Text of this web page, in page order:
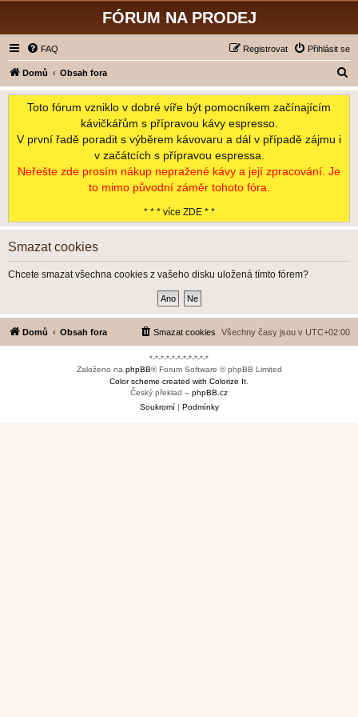
FÓRUM NA PRODEJ
FAQ Přihlásit se
Registrovat
Domů Obsah fora
l
Toto fórum vzniklo v dobré víře být pomocníkem začínajícím
kávičkářům s přípravou kávy espresso.
V první řadě poradit s výběrem kávovaru a dál v případě zájmu i
v začátcích s přípravou espressa.
Neřešte zde prosím nákup nepražené kávy a její zpracování. Je
to mimo původní záměr tohoto fóra.
* * * více ZDE * *
Smazat cookies
Chcete smazat všechna cookies z vašeho disku uložená tímto fórem?
Domů Obsah fora Všechny časy jsou v UTC+02:00
Smazat cookies
*-*-*-*-*-*-*-*-*-*-*
Založeno na phpBB® Forum Software © phpBB Limited
Color scheme created with Colorize It
Český překlad – phpBB.cz
Soukromí| Podmínky